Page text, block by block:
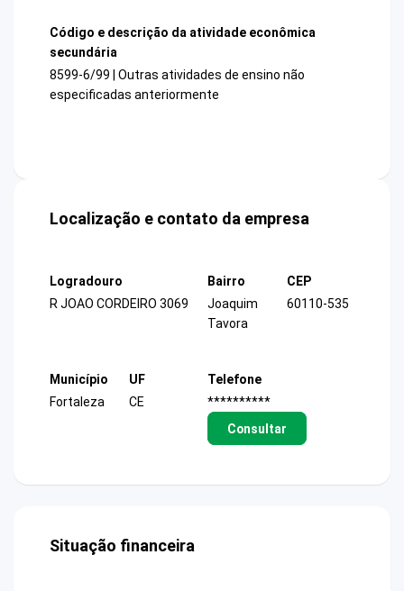
Código e descrição da atividade econômica
secundária
8599-6/99 | Outras atividades de ensino não
especificadas anteriormente
Localização e contato da empresa
Logradouro
R JOAO CORDEIRO 3069
Bairro
Joaquim
Tavora
CEP
60110-535
Município
Fortaleza
UF
CE
Telefone
**********
Consultar
Situação financeira